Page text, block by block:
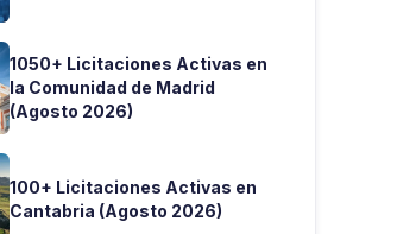
1050+ Licitaciones Activas en
la Comunidad de Madrid
(Agosto 2026)
100+ Licitaciones Activas en
Cantabria (Agosto 2026)